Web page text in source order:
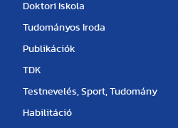
Doktori Iskola
Tudományos Iroda
Publikációk
TDK
Testnevelés, Sport, Tudomány
Habilitáció